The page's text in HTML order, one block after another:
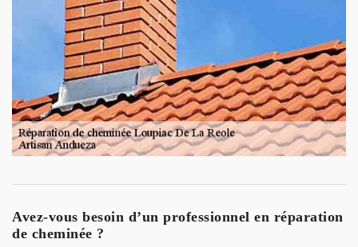
Avez-vous besoin d’un professionnel en réparation
de cheminée ?